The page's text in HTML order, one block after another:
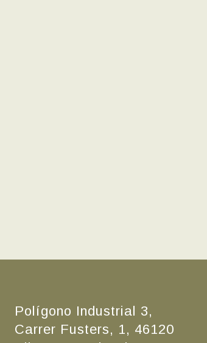
Polígono Industrial 3,
Carrer Fusters, 1, 46120